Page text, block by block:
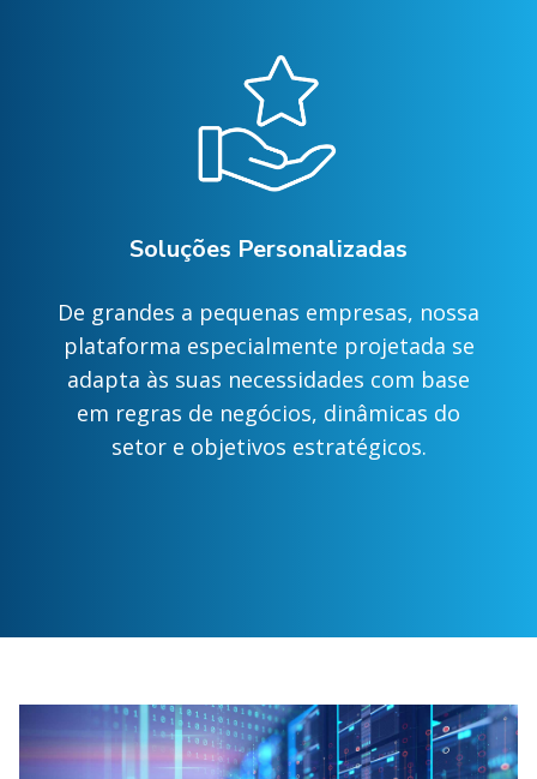
Soluções Personalizadas
De grandes a pequenas empresas, nossa
plataforma especialmente projetada se
adapta às suas necessidades com base
em regras de negócios, dinâmicas do
setor e objetivos estratégicos.